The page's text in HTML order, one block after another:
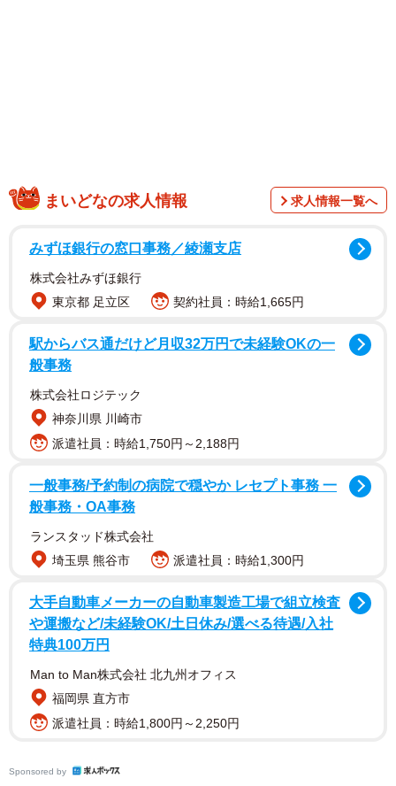
写真に写っているのは、こちらをじっと見つめる「モン
テ」くん（生後4カ月・男の子）。ケージの隅でぴたりと動
きを止め、どこか警戒しているようにも、驚いているよう
にも見える表情を浮かべています。一体、何があったので
しょうか。
まいどなの求人情報 求人情報一覧へ
みずほ銀行の窓口事務／綾瀬支店
株式会社みずほ銀行
東京都 足立区
契約社員：時給1,665円
駅からバス通だけど月収32万円で未経験OKの一
般事務
株式会社ロジテック
神奈川県 川崎市
派遣社員：時給1,750円～2,188円
一般事務/予約制の病院で穏やか レセプト事務 一
般事務・OA事務
ランスタッド株式会社
埼玉県 熊谷市
派遣社員：時給1,300円
大手自動車メーカーの自動車製造工場で組立検査
や運搬など/未経験OK/土日休み/選べる待遇/入社
特典100万円
Man to Man株式会社 北九州オフィス
福岡県 直方市
派遣社員：時給1,800円～2,250円
Sponsored by